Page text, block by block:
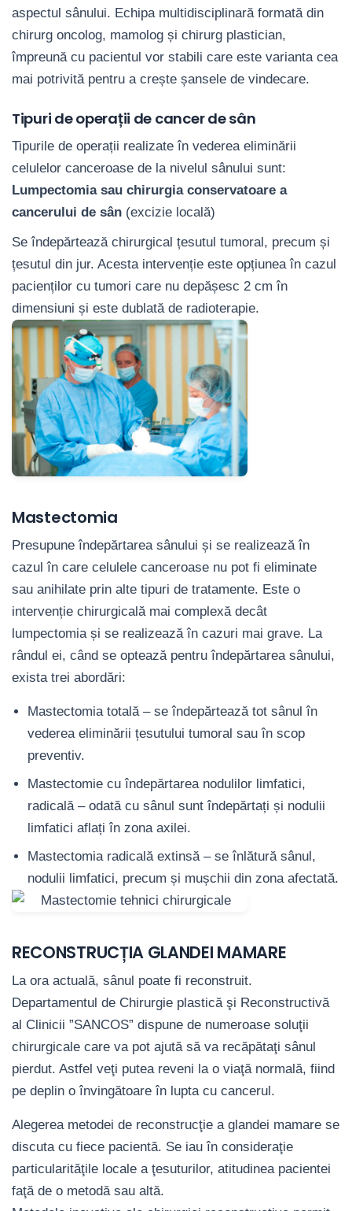
aspectul sânului. Echipa multidisciplinară formată din
chirurg oncolog, mamolog și chirurg plastician,
împreună cu pacientul vor stabili care este varianta cea
mai potrivită pentru a crește șansele de vindecare.
Tipuri de operații de cancer de sân
Tipurile de operații realizate în vederea eliminării
celulelor canceroase de la nivelul sânului sunt:
Lumpectomia sau chirurgia conservatoare a
cancerului de sân (excizie locală)
Se îndepărtează chirurgical țesutul tumoral, precum și
țesutul din jur. Acesta intervenție este opțiunea în cazul
pacienților cu tumori care nu depășesc 2 cm în
dimensiuni și este dublată de radioterapie.
Mastectomia
Presupune îndepărtarea sânului și se realizează în
cazul în care celulele canceroase nu pot fi eliminate
sau anihilate prin alte tipuri de tratamente. Este o
intervenție chirurgicală mai complexă decât
lumpectomia și se realizează în cazuri mai grave. La
rândul ei, când se optează pentru îndepărtarea sânului,
exista trei abordări:
Mastectomia totală – se îndepărtează tot sânul în
vederea eliminării țesutului tumoral sau în scop
preventiv.
Mastectomie cu îndepărtarea nodulilor limfatici,
radicală – odată cu sânul sunt îndepărtați și nodulii
limfatici aflați în zona axilei.
Mastectomia radicală extinsă – se înlătură sânul,
nodulii limfatici, precum și mușchii din zona afectată.
RECONSTRUCȚIA GLANDEI MAMARE
La ora actuală, sânul poate fi reconstruit.
Departamentul de Chirurgie plastică şi Reconstructivă
al Clinicii ”SANCOS” dispune de numeroase soluţii
chirurgicale care va pot ajută să va recăpătaţi sânul
pierdut. Astfel veţi putea reveni la o viaţă normală, fiind
pe deplin o învingătoare în lupta cu cancerul.
Alegerea metodei de reconstrucţie a glandei mamare se
discuta cu fiece pacientă. Se iau în consideraţie
particularităţile locale a ţesuturilor, atitudinea pacientei
faţă de o metodă sau altă.